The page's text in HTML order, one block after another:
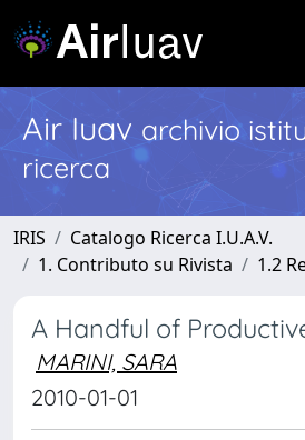
Air Iuav archivio
ricerca
IRIS
Catalogo Ricerca I.U.A.V.
1. Contributo su Rivista
1.2
A Handful of
MARINI, SARA
2010-01-01